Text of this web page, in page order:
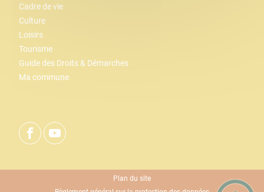
Cadre de vie
Culture
Loisirs
Tourisme
Guide des Droits & Démarches
Ma commune
Plan du site